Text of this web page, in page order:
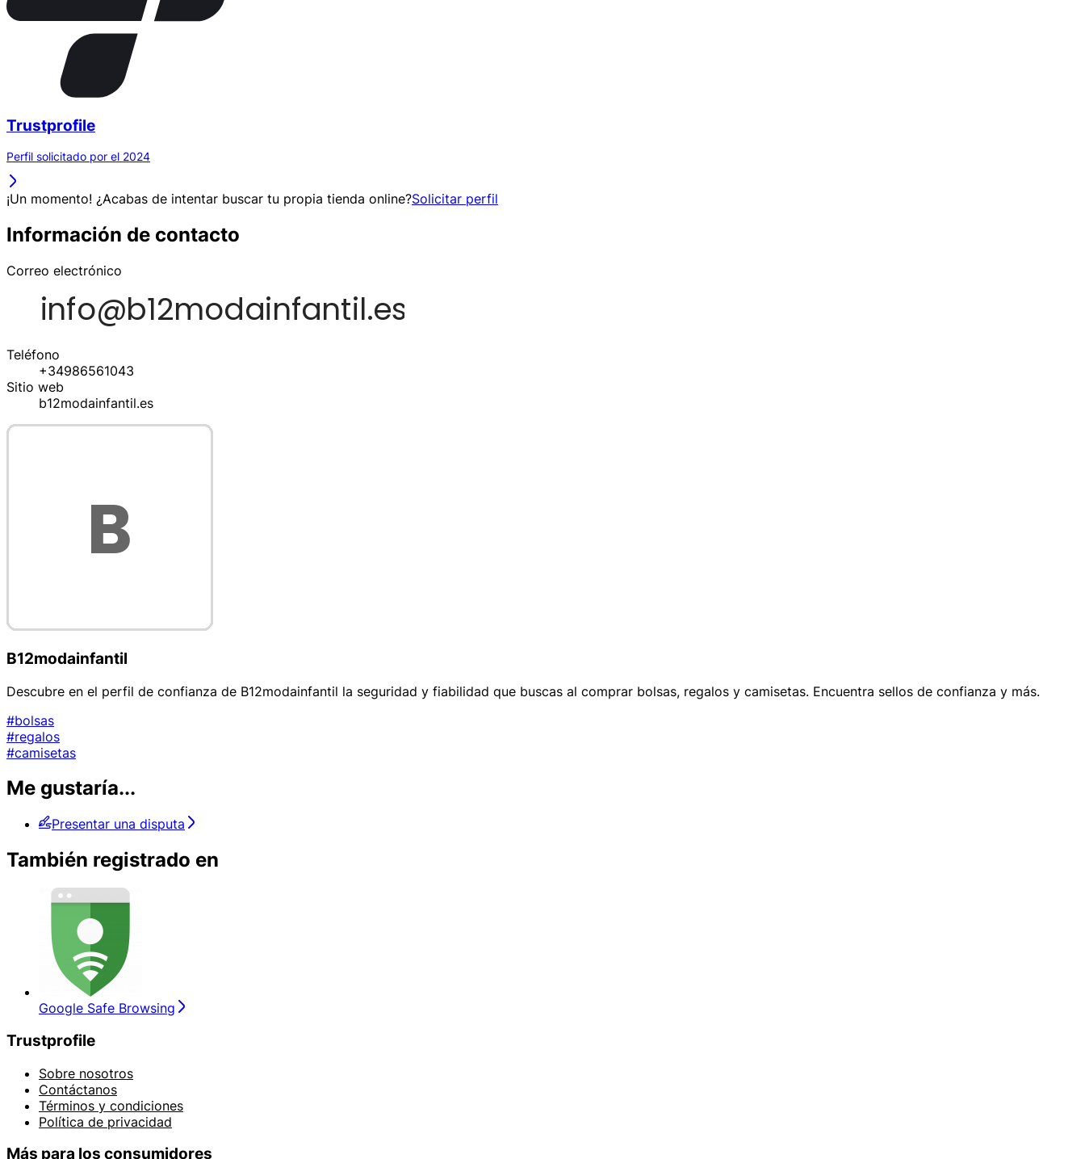
Trustprofile
Perfil solicitado por el 2024
¡Un momento! ¿Acabas de intentar buscar tu propia tienda online?Solicitar perfil
Información de contacto
Correo electrónico
Teléfono
+34986561043
Sitio web
b12modainfantil.es
B12modainfantil
Descubre en el perfil de confianza de B12modainfantil la seguridad y fiabilidad que buscas al comprar bolsas, regalos y camisetas. Encuentra sellos de confianza y más.
#bolsas
#regalos
#camisetas
Me gustaría...
Presentar una disputa
También registrado en
Google Safe Browsing
Trustprofile
Sobre nosotros
Contáctanos
Términos y condiciones
Política de privacidad
Más para los consumidores